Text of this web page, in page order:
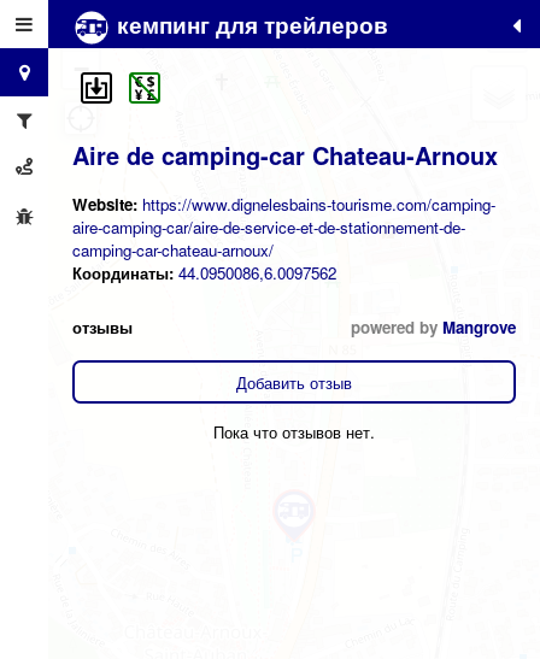
кемпинг для трейлеров
Aire de camping-car Chateau-Arnoux
Website: https://www.dignelesbains-tourisme.com/camping-
aire-camping-car/aire-de-service-et-de-stationnement-de-
camping-car-chateau-arnoux/
Координаты: 44.0950086,6.0097562
отзывы powered by Mangrove
Добавить отзыв
Пока что отзывов нет.
+
−